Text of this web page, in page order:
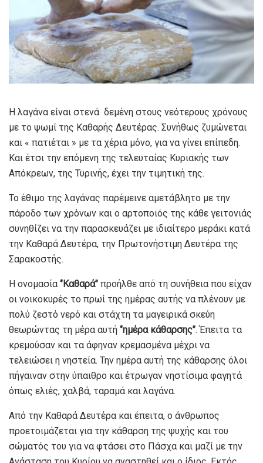
Η λαγάνα είναι στενά δεμένη στους νεότερους χρόνους
με το ψωμί της Καθαρής Δευτέρας. Συνήθως ζυμώνεται
και « πατιέται » με τα χέρια μόνο, για να γίνει επίπεδη.
Και έτσι την επόμενη της τελευταίας Κυριακής των
Απόκρεων, της Τυρινής, έχει την τιμητική της.
Το έθιμο της λαγάνας παρέμεινε αμετάβλητο με την
πάροδο των χρόνων και ο αρτοποιός της κάθε γειτονιάς
συνηθίζει να την παρασκευάζει με ιδιαίτερο μεράκι κατά
την Καθαρά Δευτέρα, την Πρωτονήστιμη Δευτέρα της
Σαρακοστής.
Η ονομασία ‘’Καθαρά’’ προήλθε από τη συνήθεια που είχαν
οι νοικοκυρές το πρωί της ημέρας αυτής να πλένουν με
πολύ ζεστό νερό και στάχτη τα μαγειρικά σκεύη
θεωρώντας τη μέρα αυτή ‘’ημέρα κάθαρσης’’. Έπειτα τα
κρεμούσαν και τα άφηναν κρεμασμένα μέχρι να
τελειώσει η νηστεία. Την ημέρα αυτή της κάθαρσης όλοι
πήγαιναν στην ύπαιθρο και έτρωγαν νηστίσιμα φαγητά
όπως ελιές, χαλβά, ταραμά και λαγάνα.
Από την Καθαρά Δευτέρα και έπειτα, ο άνθρωπος
προετοιμάζεται για την κάθαρση της ψυχής και του
σώματός του για να φτάσει στο Πάσχα και μαζί με την